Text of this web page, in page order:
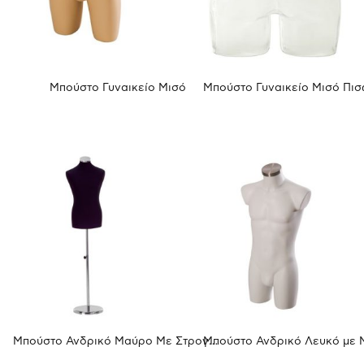
Μπούστο Γυναικείο Μισό
Μπούστο Ανδρικό Μαύρο Με Στρογγυλή Μεταλλική Βάση